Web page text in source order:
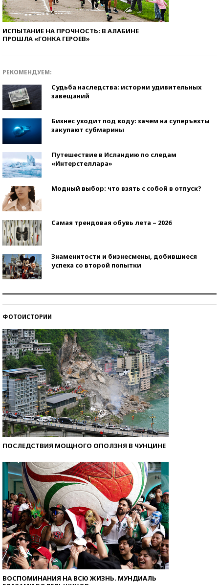
ИСПЫТАНИЕ НА ПРОЧНОСТЬ: В АЛАБИНЕ
ПРОШЛА «ГОНКА ГЕРОЕВ»
РЕКОМЕНДУЕМ:
Судьба наследства: истории удивительных
завещаний
Бизнес уходит под воду: зачем на суперъяхты
закупают субмарины
Путешествие в Исландию по следам
«Интерстеллара»
Модный выбор: что взять с собой в отпуск?
Самая трендовая обувь лета – 2026
Знаменитости и бизнесмены, добившиеся
успеха со второй попытки
ФОТОИСТОРИИ
ПОСЛЕДСТВИЯ МОЩНОГО ОПОЛЗНЯ В ЧУНЦИНЕ
ВОСПОМИНАНИЯ НА ВСЮ ЖИЗНЬ. МУНДИАЛЬ